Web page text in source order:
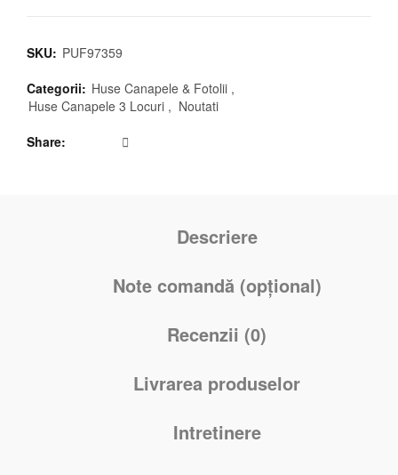
SKU: PUF97359
Categorii: Huse Canapele & Fotolii ,
Huse Canapele 3 Locuri , Noutati
Share
Descriere
Note comandă (opțional)
Recenzii (0)
Livrarea produselor
Intretinere